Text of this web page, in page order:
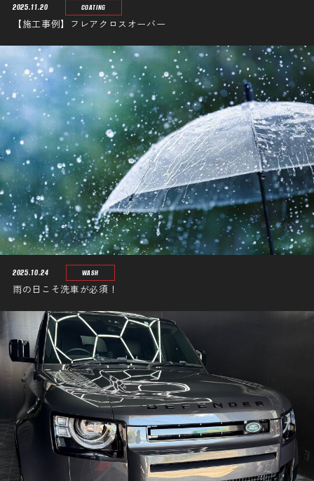
2025.11.20 COATING
【施工事例】フレアクロスオーバー
2025.10.24 WASH
雨の日こそ洗車が必須！